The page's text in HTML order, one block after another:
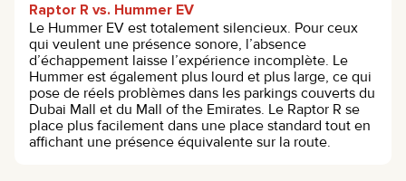
Raptor R vs. Hummer EV
Le Hummer EV est totalement silencieux. Pour ceux
qui veulent une présence sonore, l’absence
d’échappement laisse l’expérience incomplète. Le
Hummer est également plus lourd et plus large, ce qui
pose de réels problèmes dans les parkings couverts du
Dubai Mall et du Mall of the Emirates. Le Raptor R se
place plus facilement dans une place standard tout en
affichant une présence équivalente sur la route.